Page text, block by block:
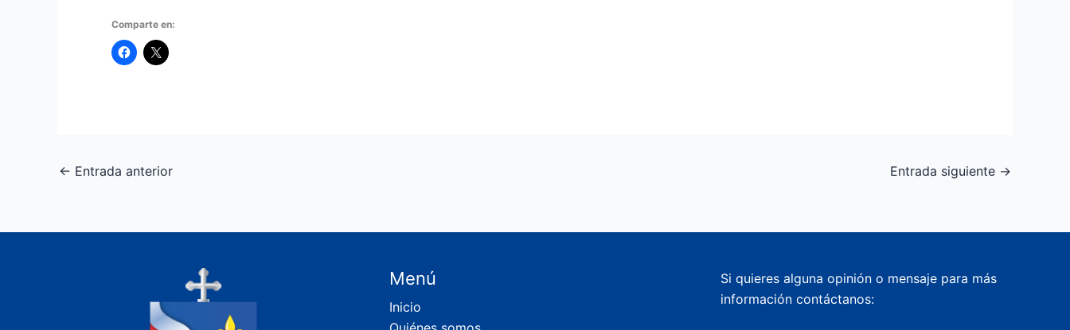
Comparte en:
← Entrada anterior Entrada siguiente →
Menú
Inicio
Si quieres alguna opinión o mensaje para más
información contáctanos: